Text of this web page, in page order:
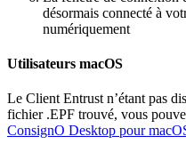
désormais connecté à
numériquement
Utilisateurs macOS
Le Client Entrust n’étant pas
fichier .EPF trouvé, vous
ConsignO Desktop pour